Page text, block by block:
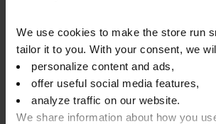
We use cookies to make the store run
tailor it to you. With your consent, we
personalize content and ads,
offer useful social media features,
analyze traffic on our website.
We share information about how you
Instrucciones de uso
Información nutricional